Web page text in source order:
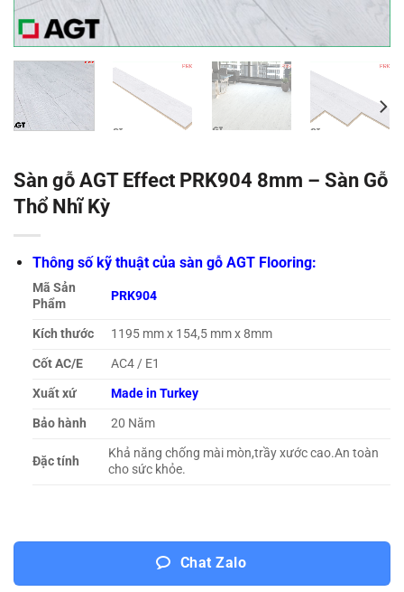
Sàn gỗ AGT Effect PRK904 8mm – Sàn Gỗ
Thổ Nhĩ Kỳ
Thông số kỹ thuật của sàn gỗ AGT Flooring:
Mã Sản
Phẩm
PRK904
Kích thước
1195 mm x 154,5 mm x 8mm
Cốt AC/E
AC4 / E1
Xuất xứ
Made in Turkey
Bảo hành
20 Năm
Đặc tính
Khả năng chống mài mòn,trầy xước cao.An toàn
cho sức khỏe.
Chat Zalo